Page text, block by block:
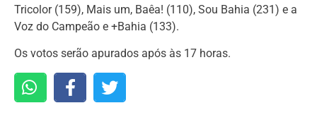
Tricolor (159), Mais um, Baêa! (110), Sou Bahia (231) e a
Voz do Campeão e +Bahia (133).
Os votos serão apurados após às 17 horas.